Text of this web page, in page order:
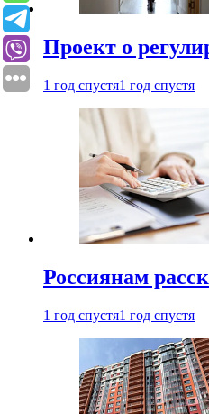
Проект о
1 год спустя1 год спустя
Россиянам
1 год спустя1 год спустя